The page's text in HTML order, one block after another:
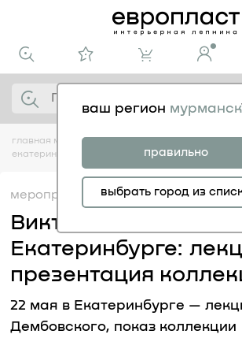
ваш регион мурманск
правильно
выбрать город из
главная медиацентр мероприятия виктор
екатеринбурге: лекция и презентация
мероприятия 16.05
Виктор Дембовский в
Екатеринбурге:
презентация
22 мая в Екатеринбурге —
Дембовского, показ коллекции